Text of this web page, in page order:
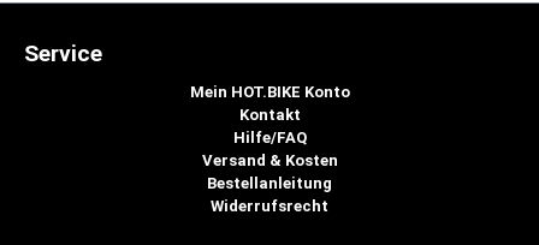
Service
Mein HOT.BIKE Konto
Kontakt
Hilfe/FAQ
Versand & Kosten
Bestellanleitung
Widerrufsrecht